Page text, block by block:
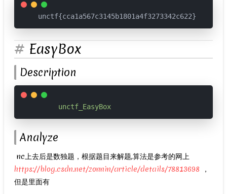
unctf{cca1a567c3145b1801a4f3273342c622}
EasyBox
Description
unctf_EasyBox
Analyze
​ nc上去后是数独题，根据题目来解题,算法是参考的网上
https://blog.csdn.net/zonnin/article/details/78813698 ，
但是里面有